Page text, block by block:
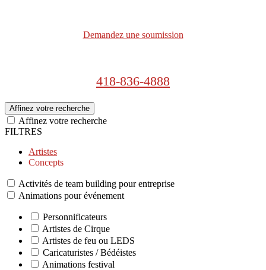
Demandez une soumission
418-836-4888
Affinez votre recherche
Affinez votre recherche
FILTRES
Artistes
Concepts
Activités de team building pour entreprise
Animations pour événement
Personnificateurs
Artistes de Cirque
Artistes de feu ou LEDS
Caricaturistes / Bédéistes
Animations festival